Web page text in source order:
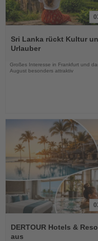
Sie
die
Sri Lanka rückt Kultur
Urlauber
Großes Interesse in Frankfurt und
August besonders attraktiv
Sie
die
DERTOUR Hotels &
aus